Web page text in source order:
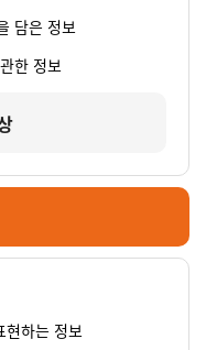
담은 정보
한 정보
현하는 정보